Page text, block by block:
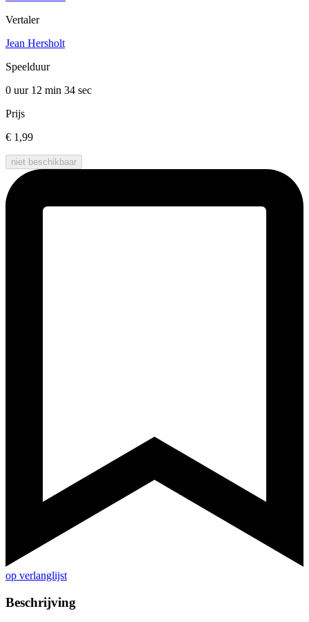
Vertaler
Jean Hersholt
Speelduur
0 uur 12 min 34 sec
Prijs
€ 1,99
niet beschikbaar
op verlanglijst
Beschrijving